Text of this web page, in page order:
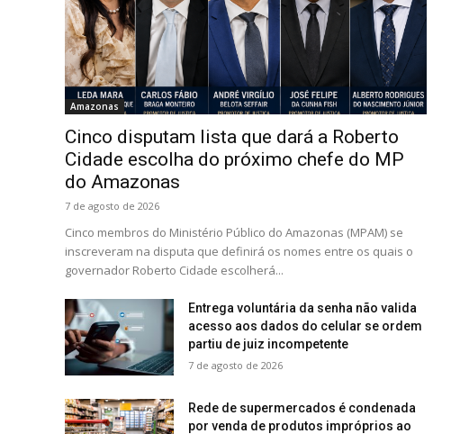
Amazonas
Cinco disputam lista que dará a Roberto
Cidade escolha do próximo chefe do MP
do Amazonas
7 de agosto de 2026
Cinco membros do Ministério Público do Amazonas (MPAM) se
inscreveram na disputa que definirá os nomes entre os quais o
governador Roberto Cidade escolherá...
Entrega voluntária da senha não valida
acesso aos dados do celular se ordem
partiu de juiz incompetente
7 de agosto de 2026
Rede de supermercados é condenada
por venda de produtos impróprios ao